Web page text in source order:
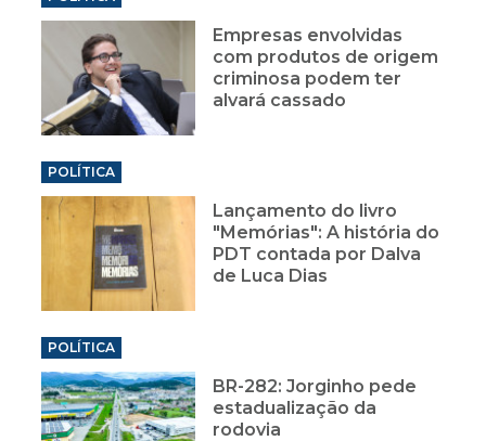
Empresas envolvidas
com produtos de origem
criminosa podem ter
alvará cassado
POLÍTICA
Lançamento do livro
"Memórias": A história do
PDT contada por Dalva
de Luca Dias
POLÍTICA
BR-282: Jorginho pede
estadualização da
rodovia